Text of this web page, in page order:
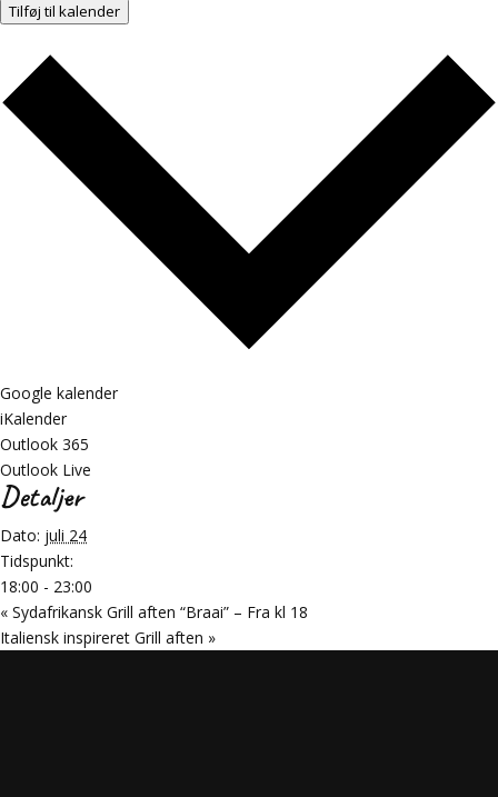
Tilføj til kalender
Google kalender
iKalender
Outlook 365
Outlook Live
Detaljer
Dato: juli 24
Tidspunkt:
18:00 - 23:00
« Sydafrikansk Grill aften “Braai” – Fra kl 18
Italiensk inspireret Grill aften »